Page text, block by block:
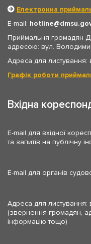
Електронна
E-mail: hotline
Приймальня громадян
адресою: вул.
Адреса для листування:
Графік роботи
Вхідна
E-mail для вхідної
та запитів на публічну
E-mail для органів
Адреса для листування:
(звернення громадян,
інформацію тощо)